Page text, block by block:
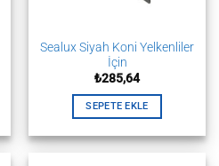
Sealux Siyah Koni Yelkenliler
İçin
₺285,64
SEPETE EKLE